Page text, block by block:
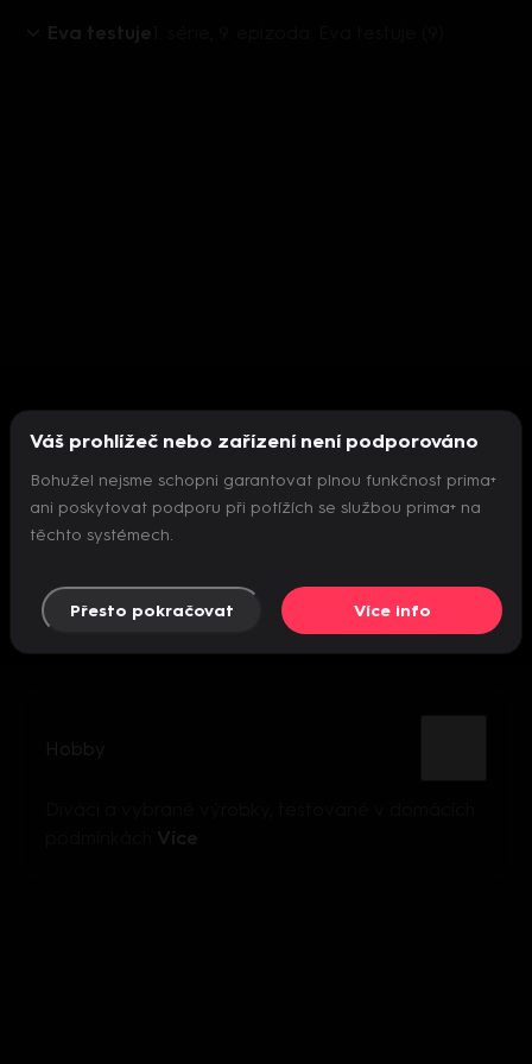
Eva testuje
Nepodařilo se inicializovat přehrávač
Hobby
Více
Váš prohlížeč nebo zařízení není podporováno
Bohužel nejsme schopni garantovat plnou funkčnost prima+
ani poskytovat podporu při potížích se službou prima+ na
těchto systémech.
Přesto pokračovat Více info